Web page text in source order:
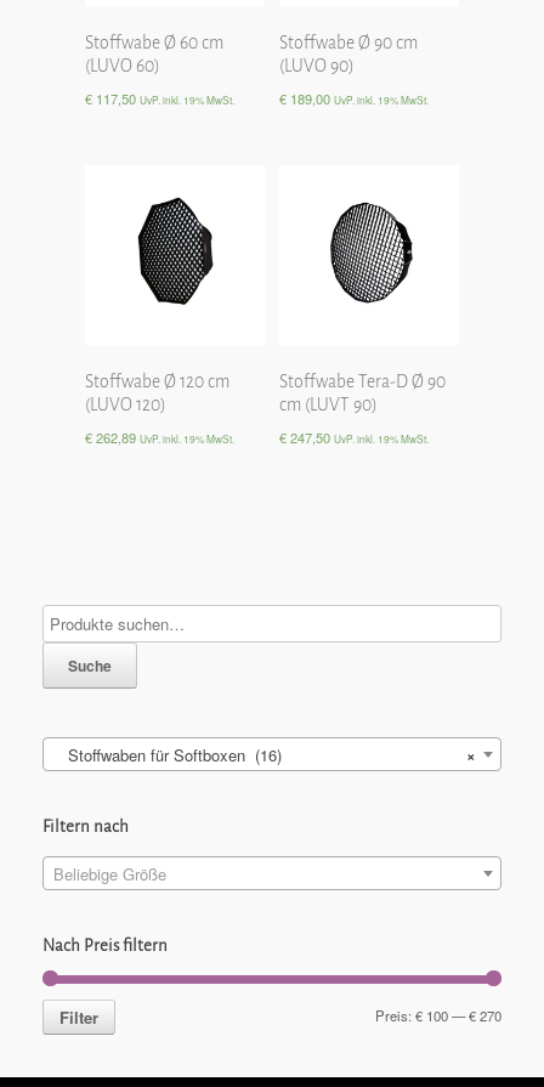
Stoffwabe Ø 60 cm
(LUVO 60)
€ 117,50 UvP. inkl. 19% MwSt.
Stoffwabe Ø 90 cm
(LUVO 90)
€ 189,00 UvP. inkl. 19% MwSt.
Stoffwabe Ø 120 cm
(LUVO 120)
€262,89 UvP. inkl. 19% MwSt.
Stoffwabe Tera-D Ø 90
cm (LUVT 90)
€247,50 UvP. inkl. 19% MwSt.
Suche
×
Stoffwaben für Softboxen (16)
Filtern nach
Beliebige Größe
Nach Preis filtern
Filter Preis:€ 100—€ 270